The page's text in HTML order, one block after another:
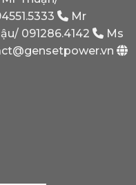
Mr
091286.4142
Ms